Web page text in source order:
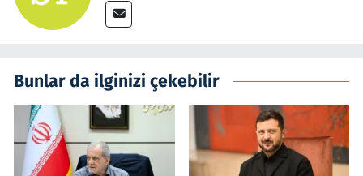
Bunlar da ilginizi çekebilir